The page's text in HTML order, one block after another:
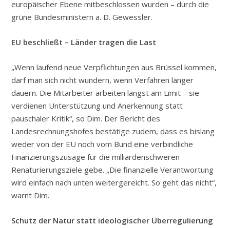
europäischer Ebene mitbeschlossen wurden – durch die
grüne Bundesministern a. D. Gewessler.
EU beschließt – Länder tragen die Last
„Wenn laufend neue Verpflichtungen aus Brüssel kommen,
darf man sich nicht wundern, wenn Verfahren länger
dauern. Die Mitarbeiter arbeiten längst am Limit – sie
verdienen Unterstützung und Anerkennung statt
pauschaler Kritik“, so Dim. Der Bericht des
Landesrechnungshofes bestätige zudem, dass es bislang
weder von der EU noch vom Bund eine verbindliche
Finanzierungszusage für die milliardenschweren
Renaturierungsziele gebe. „Die finanzielle Verantwortung
wird einfach nach unten weitergereicht. So geht das nicht“,
warnt Dim.
Schutz der Natur statt ideologischer Überregulierung